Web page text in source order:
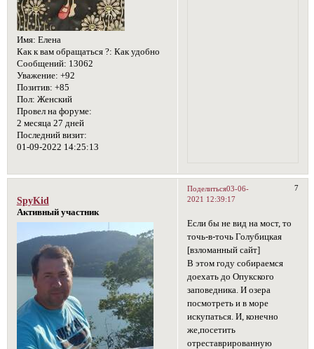
Имя: Елена
Как к вам обращаться ?: Как удобно
Сообщений: 13062
Уважение: +92
Позитив: +85
Пол: Женский
Провел на форуме:
2 месяца 27 дней
Последний визит:
01-09-2022 14:25:13
Поделиться 7
03-06-
2021 12:39:17
SpyKid
Активный участник
Если бы не вид на мост, то
точь-в-точь Голубицкая
[взломанный сайт]
В этом году собираемся
доехать до Опукского
заповедника. И озера
посмотреть и в море
искупаться. И, конечно
же,посетить
отреставрированную